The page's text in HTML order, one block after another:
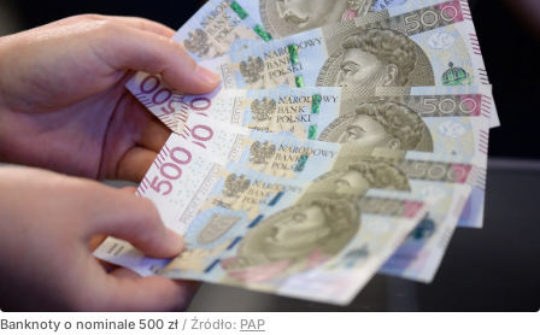
Banknoty o nominale 500 zł / Źródło: PAP